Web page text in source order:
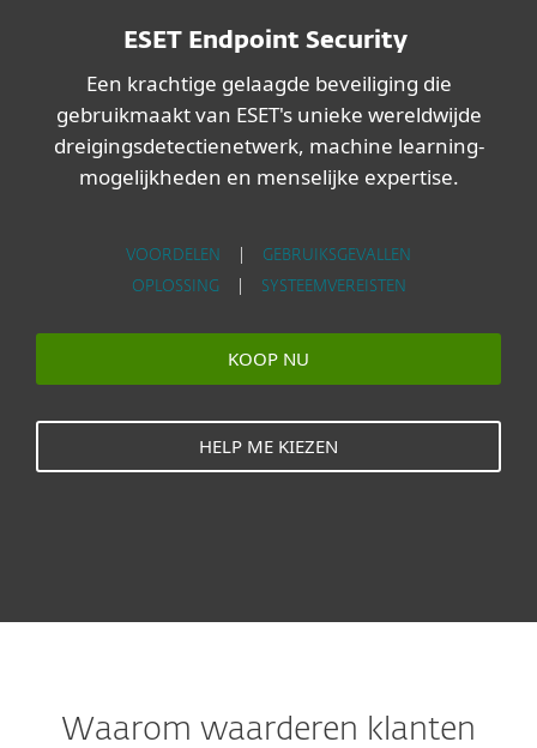
ESET Endpoint Security
Een krachtige gelaagde beveiliging die
gebruikmaakt van ESET's unieke wereldwijde
dreigingsdetectienetwerk, machine learning-
mogelijkheden en menselijke expertise.
VOORDELEN
GEBRUIKSGEVALLEN
OPLOSSING
SYSTEEMVEREISTEN
KOOP NU
HELP ME KIEZEN
Waarom waarderen klanten